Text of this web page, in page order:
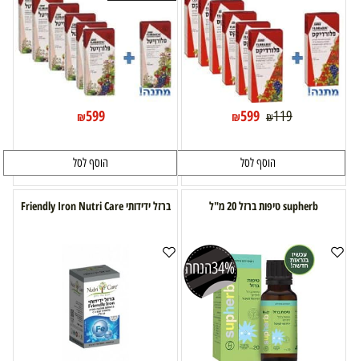
₪119
₪599
הוסף לסל
₪599
הוסף לסל
supherb טיפות ברזל 20 מ"ל
34%הנחה
ברזל ידידותי Friendly Iron Nutri Care